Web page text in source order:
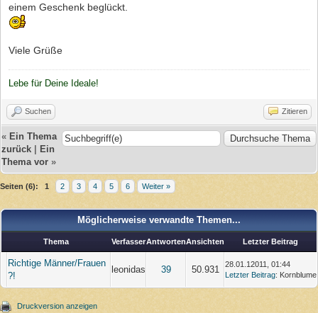
einem Geschenk beglückt.
Viele Grüße
Lebe für Deine Ideale!
Suchen Zitieren
« Ein Thema
zurück
Ein
Thema vor »
Seiten (6): 1 2 3 4 5 6 Weiter »
Möglicherweise verwandte Themen...
Thema VerfasserAntwortenAnsichten Letzter Beitrag
Richtige Männer/Frauen
?!
leonidas 39 50.931
28.01.12011, 01:44
Letzter Beitrag: Kornblume
Druckversion anzeigen